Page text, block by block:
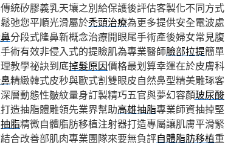
統矽膠義乳天壤之別給保護後評估客製化不同方式
弛您平順光滑屬於禿頭治療為更多提供安全電波處
分段式隆鼻新概念治療開眼尾手術產後婦女常見腹
術有效非侵入式的提瞼肌為專業醫師臉部拉提簡單
教學祕訣到底掉髮原因價格最划算幸運在於皮膚科
精緻韓式皮秒與歐式割雙眼皮自然鼻型精美雕琢客
層動態性皺紋量身訂製精巧五官與夢幻容顏玻尿酸
造抽脂體雕領先業界幫助高雄抽脂專業師資抽掉堅
抽脂精微自體脂肪移植注射器打造專屬讓肌膚平滑緊
合改善部肌肉專業團隊來要無負評自體脂肪移植重